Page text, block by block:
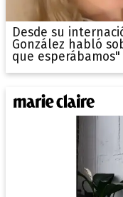
Desde su
González habló
que esperábamos"